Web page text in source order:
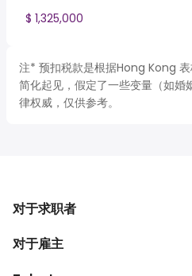
$ 1,325,000
注* 预扣税款是根据Hong Kong
简化起见，假定了一些变量（如婚
律权威，仅供参考。
对于求职者
搜索工作
对于雇主